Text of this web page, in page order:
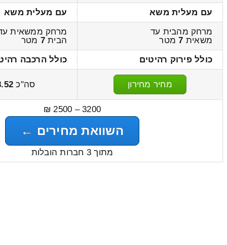
עם מעלית משא
עם מעלית משא
מרחק מהבית עד
משאית 7מטר
מרחק ממשאית
הבית7 מטר
כולל פירוק רהיטים
כולל הרכבה
מחיר מחירון סה"כ
3200 – 2500 ₪
השוואת מחירים ←
מתוך 3 חברות הובלות